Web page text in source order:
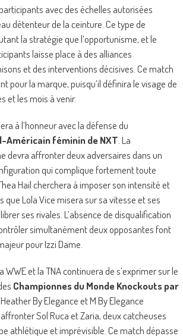
avec des échelles autorisées
détenteur de la ceinture. Ce type de
la stratégie que l’opportunisme, et le
laisse place à des alliances
et des interventions décisives. Ce match
pour la marque, puisqu’il définira le visage de
et les mois à venir.
à l’honneur avec la défense du
Américain féminin de NXT. La
devra affronter deux adversaires dans un
qui complique fortement toute
Hail cherchera à imposer son intensité et
que Lola Vice misera sur sa vitesse et ses
ses rivales. L’absence de disqualification
simultanément deux opposantes font
pour Izzi Dame.
et la TNA continuera de s’exprimer sur le
Championnes du Monde Knockouts par
By Elegance et M By Elegance
Sol Ruca et Zaria, deux catcheuses
athlétique et imprévisible. Ce match dépasse